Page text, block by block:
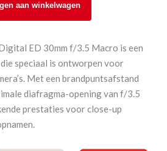
aan winkelwagen
ED 30mm f/3.5 Macro is een
speciaal is ontworpen voor
Met een brandpuntsafstand
diafragma-opening van f/3.5
prestaties voor close-up